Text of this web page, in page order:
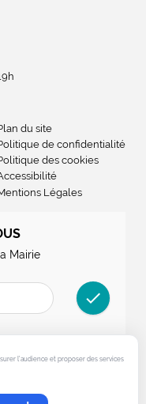
du site
de confidentialité
des cookies
Légales
Mairie
check
l’audience et proposer des services